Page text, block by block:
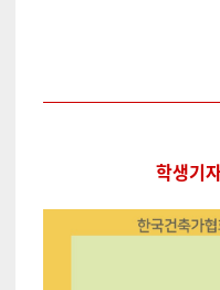
*버튼을
학생기